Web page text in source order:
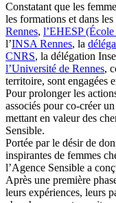
Constatant que les
les formations et dans
Rennes, l’EHESP (École
l’INSA Rennes, la
CNRS, la délégation
l’Université de Rennes,
territoire, sont engagées
Pour prolonger les
associés pour co-créer
mettant en valeur des
Sensible.
Portée par le désir de
inspirantes de femmes
l’Agence Sensible a
Après une première
leurs expériences, leurs